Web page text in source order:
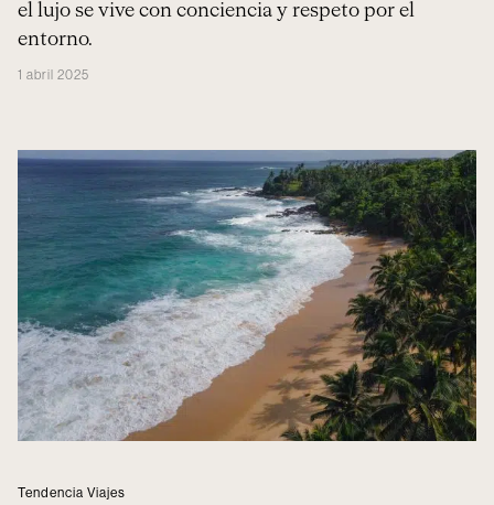
el lujo se vive con conciencia y respeto por el
entorno.
1 abril 2025
Tendencia Viajes